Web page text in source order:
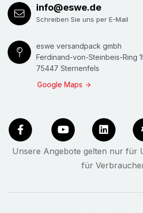
info@eswe.de
Schreiben Sie uns per E-Mail
eswe versandpack gmbh
Ferdinand-von-Steinbeis-Ring
75447 Sternenfels
Google Maps
Unsere Angebote gelten nur für
für